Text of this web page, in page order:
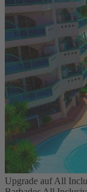
Upgrade auf All